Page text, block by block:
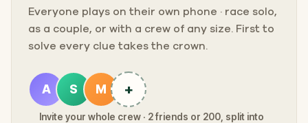
Everyone plays on their own phone · race solo,
as a couple, or with a crew of any size. First to
solve every clue takes the crown.
A S M +
Invite your whole crew · 2 friends or 200, split into